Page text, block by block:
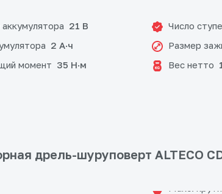
21 В
2 А·ч
момент 35 Н·м
Число
Размер
Вес нетто
дрель-шуруповерт ALTECO